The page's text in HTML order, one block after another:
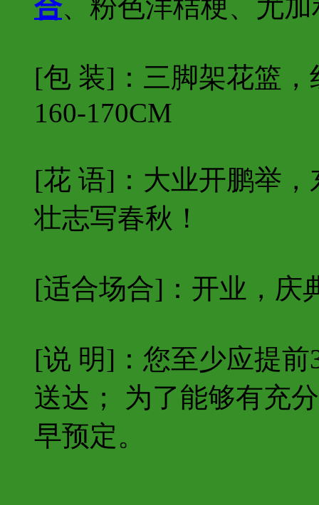
合、粉色洋桔梗、尤
[包 装]：三脚架花篮
160-170CM
[花 语]：大业开鹏举
壮志写春秋！
[适合场合]：开业，庆
[说 明]：您至少应提
送达； 为了能够有充
早预定。